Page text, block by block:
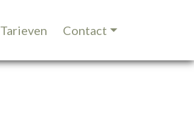
Tarieven Contact